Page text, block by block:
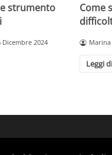
strumento
Dicembre 2024
Come
Marina
Leggi